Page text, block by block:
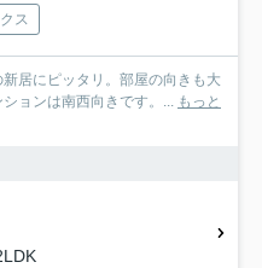
ス
居にピッタリ。部屋の向きも大
ョンは南西向きです。... もっと